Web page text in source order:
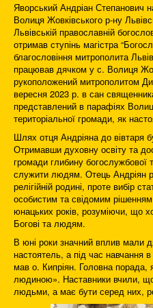
Яворський Андріан Степанович
Волиця Жовківського р-ну
Львівській православній
отримав ступінь магістра
благословіння митрополита
працював дячком у с. Волиця
рукоположений митрополитом
вересня 2023 р. в сан
представлений в парафіях
територіальної громади, як
Шлях отця Андріяна до вівтаря
Отримавши духовну освіту та
громади глибину богослужбової
служити людям. Отець Андріян
релігійній родині, проте вибір
особистим та свідомим
юнацьких років, розуміючи, що
Богові та людям.
В юні роки значний вплив мали
настоятель, а під час навчання
мав о. Кипріян. Головна порада,
людиною». Наставники вчили,
людьми, а має бути серед них,